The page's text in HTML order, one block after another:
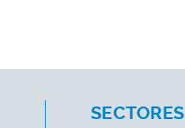
SECTORES